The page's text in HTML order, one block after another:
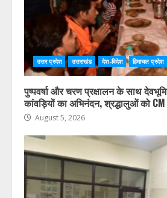
उत्तर प्रदेश उत्तराखंड देश-विदेश हिमाचल प्रदेश
पुष्पवर्षा और चरण प्रक्षालन के साथ
कांवड़ियों का अभिनंदन, श्रद्धालुओं को CM
August 5, 2026